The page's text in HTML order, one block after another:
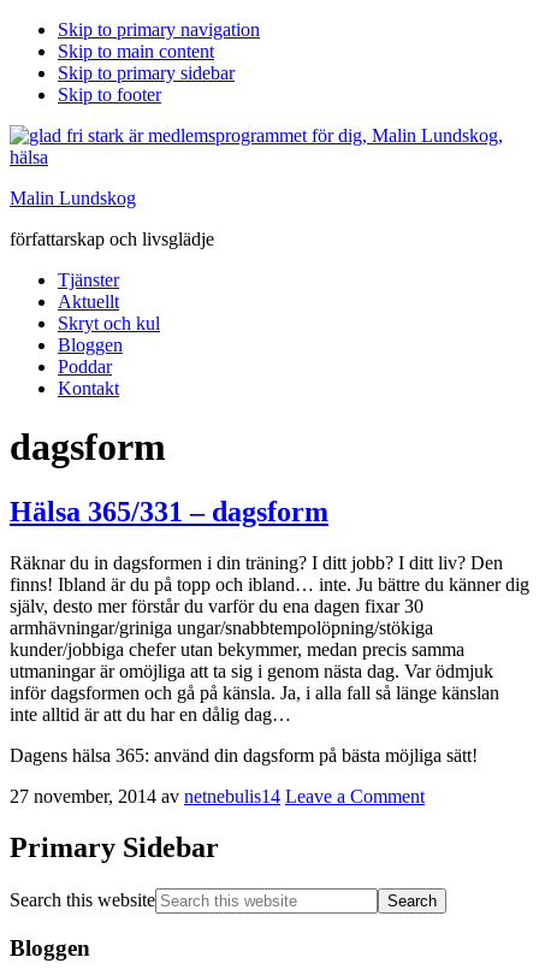
Skip to primary navigation
Skip to main content
Skip to primary sidebar
Skip to footer
Malin Lundskog
författarskap och livsglädje
Tjänster
Aktuellt
Skryt och kul
Bloggen
Poddar
Kontakt
dagsform
Hälsa 365/331 – dagsform
Räknar du in dagsformen i din träning? I ditt jobb? I ditt liv? Den
finns! Ibland är du på topp och ibland… inte. Ju bättre du känner dig
själv, desto mer förstår du varför du ena dagen fixar 30
armhävningar/griniga ungar/snabbtempolöpning/stökiga
kunder/jobbiga chefer utan bekymmer, medan precis samma
utmaningar är omöjliga att ta sig i genom nästa dag. Var ödmjuk
inför dagsformen och gå på känsla. Ja, i alla fall så länge känslan
inte alltid är att du har en dålig dag…
Dagens hälsa 365: använd din dagsform på bästa möjliga sätt!
27 november, 2014 av netnebulis14 Leave a Comment
Primary Sidebar
Search this website
Bloggen